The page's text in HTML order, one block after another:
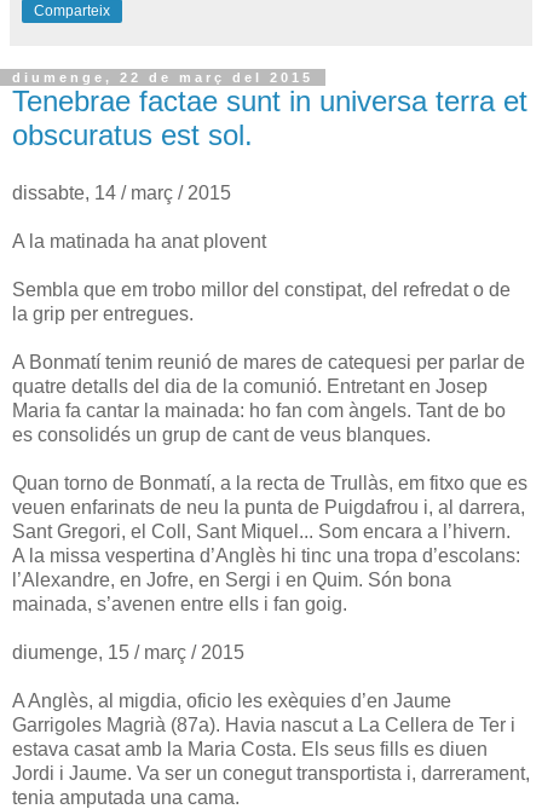
Comparteix
diumenge, 22 de març del 2015
Tenebrae factae sunt in universa terra et
obscuratus est sol.
dissabte, 14 / març / 2015
A la matinada ha anat plovent
Sembla que em trobo millor del constipat, del refredat o de
la grip per entregues.
A Bonmatí tenim reunió de mares de catequesi per parlar de
quatre detalls del dia de la comunió. Entretant en Josep
Maria fa cantar la mainada: ho fan com àngels. Tant de bo
es consolidés un grup de cant de veus blanques.
Quan torno de Bonmatí, a la recta de Trullàs, em fitxo que es
veuen enfarinats de neu la punta de Puigdafrou i, al darrera,
Sant Gregori, el Coll, Sant Miquel... Som encara a l’hivern.
A la missa vespertina d’Anglès hi tinc una tropa d’escolans:
l’Alexandre, en Jofre, en Sergi i en Quim. Són bona
mainada, s’avenen entre ells i fan goig.
diumenge, 15 / març / 2015
A Anglès, al migdia, oficio les exèquies d’en Jaume
Garrigoles Magrià (87a). Havia nascut a La Cellera de Ter i
estava casat amb la Maria Costa. Els seus fills es diuen
Jordi i Jaume. Va ser un conegut transportista i, darrerament,
tenia amputada una cama.